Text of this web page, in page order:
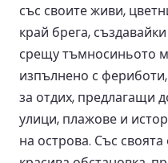
със своите живи,
край брега,
срещу тъмносиньото
изпълнено с
за отдих, предлагащи
улици, плажове и
на острова. Със